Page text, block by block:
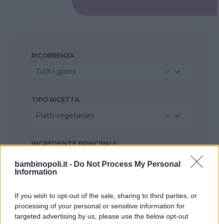
bambinopoli.it - Do Not Process My Personal
Information
If you wish to opt-out of the sale, sharing to third parties, or
processing of your personal or sensitive information for
targeted advertising by us, please use the below opt-out
RICORRENZA
Tutti i giorni
TIPO RICETTA
Piatti vegetariani
INGREDIENTE PRINCIPALE
Miglio
Primavera